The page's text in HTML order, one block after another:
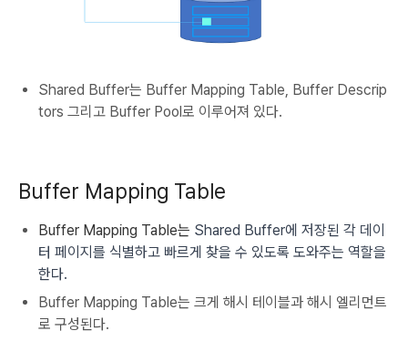
Shared Buffer는 Buffer Mapping Table, Buffer Descrip
tors 그리고 Buffer Pool로 이루어져 있다.
Buffer Mapping Table
Buffer Mapping Table는 Shared Buffer에 저장된 각 데이
터 페이지를 식별하고 빠르게 찾을 수 있도록 도와주는 역할을
한다.
Buffer Mapping Table는 크게 해시 테이블과 해시 엘리먼트
로 구성된다.